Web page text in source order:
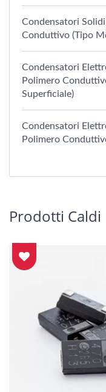
Condensatori
Conduttivo (tipo
Condensatori
Polimero
Superficiale)
Condensatori
Polimero
Prodotti Caldi